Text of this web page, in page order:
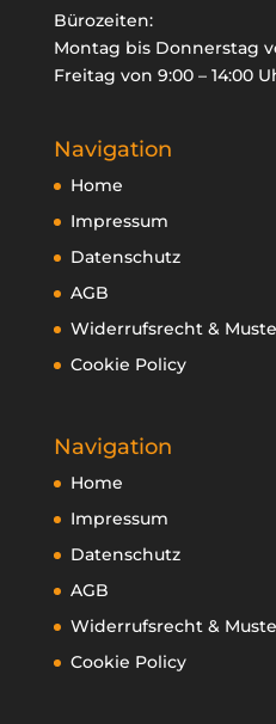
Bürozeiten:
Montag bis Donnerstag
Freitag von 9:00 – 14:00
Navigation
Home
Impressum
Datenschutz
AGB
Widerrufsrecht &
Cookie Policy
Navigation
Home
Impressum
Datenschutz
AGB
Widerrufsrecht &
Cookie Policy